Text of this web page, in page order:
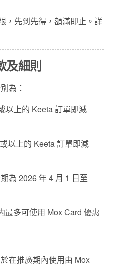
，先到先得，額滿即止。詳
及細則
為：
以上的 Keeta 訂單即減
以上的 Keeta 訂單即減
為 2026 年 4 月 1 日至
最多可使用 Mox Card 優惠
在推廣期內使用由 Mox